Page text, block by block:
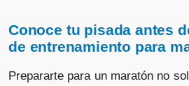
Conoce tu pisada antes
de entrenamiento para
Prepararte para un maratón no